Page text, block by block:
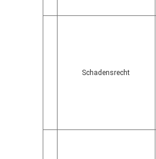
Schadensrecht